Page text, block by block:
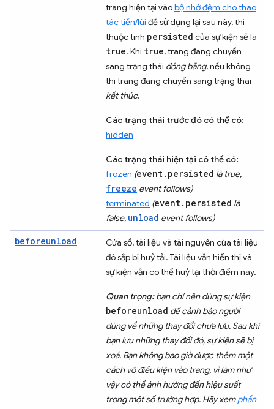
trang hiện tại vàobộ nhớ đệm cho thao
tác tiến/lùi để sử dụng lại sau này, thì
thuộc tính persisted của sự kiện sẽ là
true. Khi true, trang đang chuyển
sang trạng thái đóng băng, nếu không
thì trang đang chuyển sang trạng thái
kết thúc.
Các trạng thái trước đó có thể có:
hidden
Các trạng thái hiện tại có thể có:
frozen (event.persisted là true,
freeze event follows)
terminated (event.persisted là
false, unload event follows)
beforeunload
Cửa sổ, tài liệu và tài nguyên của tài liệu
đó sắp bị huỷ tải. Tài liệu vẫn hiển thị và
sự kiện vẫn có thể huỷ tại thời điểm này.
Quan trọng:bạn chỉ nên dùng sự kiện
beforeunload để cảnh báo người
dùng về những thay đổi chưa lưu. Sau khi
bạn lưu những thay đổi đó, sự kiện sẽ bị
xoá. Bạn không bao giờ được thêm một
cách vô điều kiện vào trang, vì làm như
vậy có thể ảnh hưởng đến hiệu suất
trong một số trường hợp. Hãy xemphần